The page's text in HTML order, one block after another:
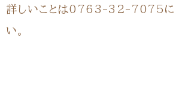
詳しいことは0763-32-7075に
い。